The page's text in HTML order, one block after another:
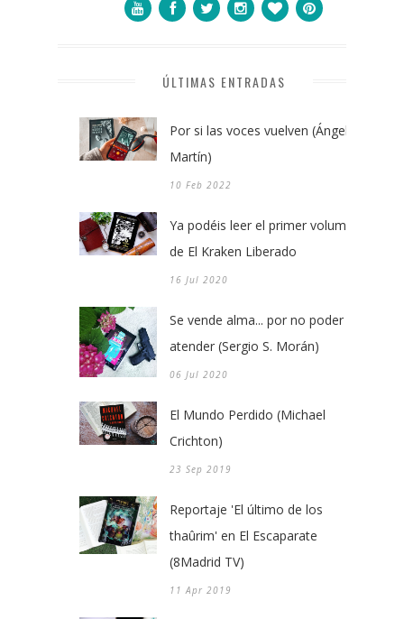
ÚLTIMAS ENTRADAS
Por si las voces vuelven (Ángel
Martín)
10 Feb 2022
Ya podéis leer el primer volumen
de El Kraken Liberado
16 Jul 2020
Se vende alma... por no poder
atender (Sergio S. Morán)
06 Jul 2020
El Mundo Perdido (Michael
Crichton)
23 Sep 2019
Reportaje 'El último de los
thaûrim' en El Escaparate
(8Madrid TV)
11 Apr 2019